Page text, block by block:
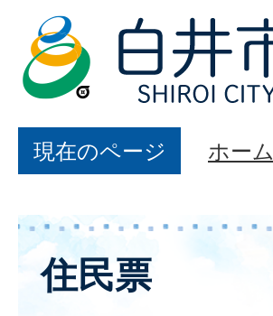
現在のページ ホーム
住民票